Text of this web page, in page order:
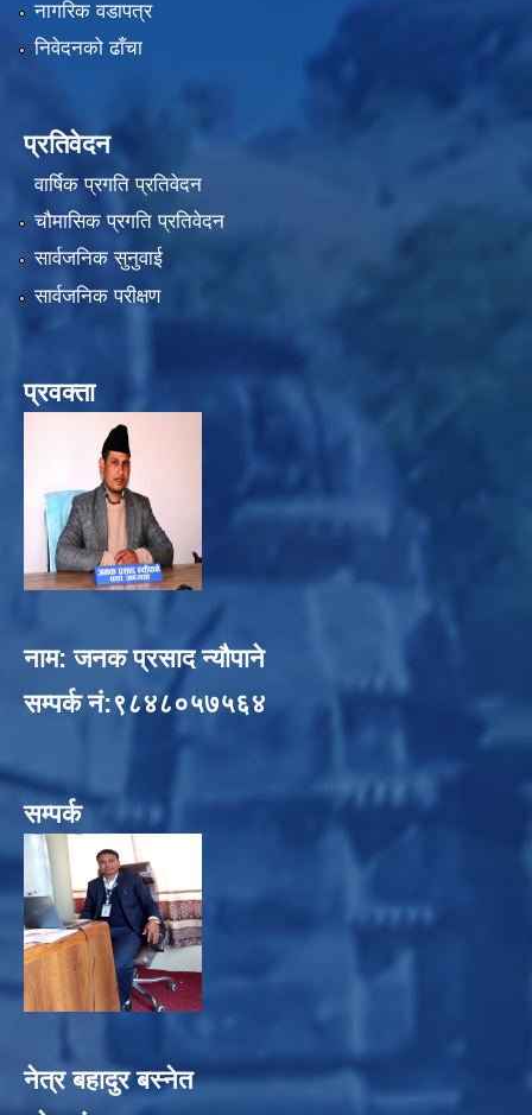
नागरिक वडापत्र
निवेदनको ढाँचा
प्रतिवेदन
वार्षिक प्रगति प्रतिवेदन
चौमासिक प्रगति प्रतिवेदन
सार्वजनिक सुनुवाई
सार्वजनिक परीक्षण
प्रवक्ता
नाम: जनक प्रसाद न्यौपाने
सम्पर्क नं:९८४८०५७५६४
सम्पर्क
नेत्र बहादुर बस्नेत